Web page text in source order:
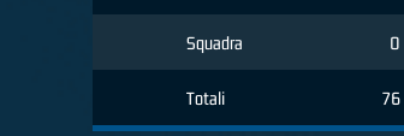
Squadra
Totali
0
76